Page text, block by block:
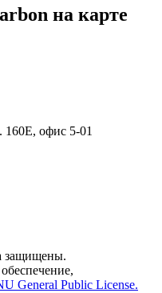
на карте
160Е, офис 5-01
защищены.
General Public License.